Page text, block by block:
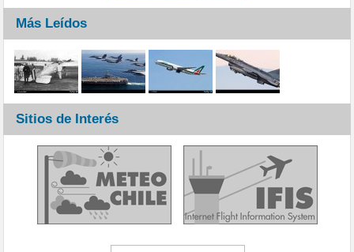
Más Leídos
Sitios de Interés